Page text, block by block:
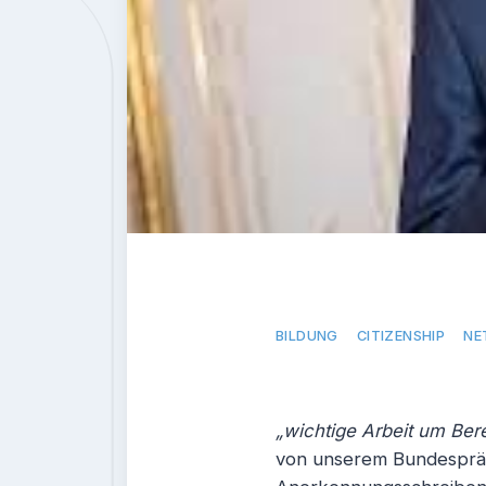
BILDUNG CITIZENSHIP
„wichtige Arbeit um
von unserem